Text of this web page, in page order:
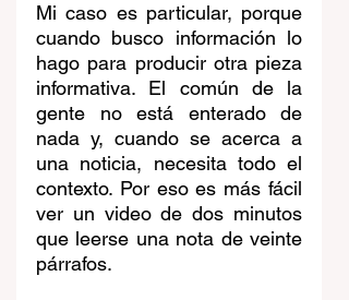
Mi caso es particular, porque
cuando busco información lo
hago para producir otra pieza
informativa. El común de la
gente no está enterado de
nada y, cuando se acerca a
una noticia, necesita todo el
contexto. Por eso es más fácil
ver un video de dos minutos
que leerse una nota de veinte
párrafos.